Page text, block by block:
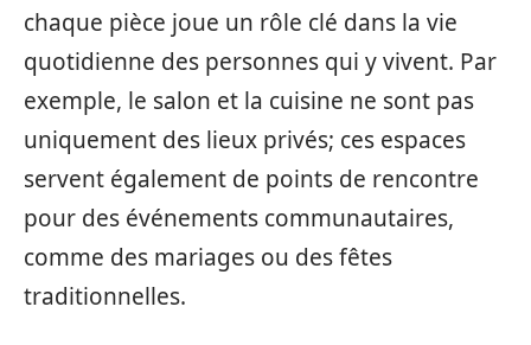
chaque pièce joue un rôle clé dans la vie
quotidienne des personnes qui y vivent. Par
exemple, le salon et la cuisine ne sont pas
uniquement des lieux privés; ces espaces
servent également de points de rencontre
pour des événements communautaires,
comme des mariages ou des fêtes
traditionnelles.